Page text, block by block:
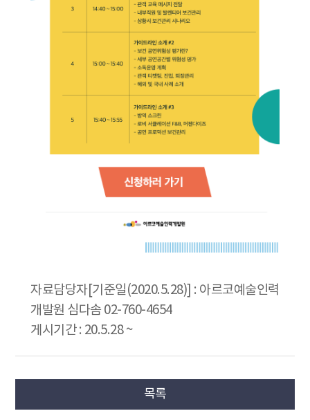
자료담당자[기준일(2020.5.28)] : 아르코예술인력
개발원 심다솜 02-760-4654
게시기간 : 20.5.28 ~
목록